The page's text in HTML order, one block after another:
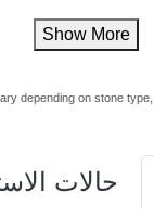
Show More
depending on stone type,
حالات